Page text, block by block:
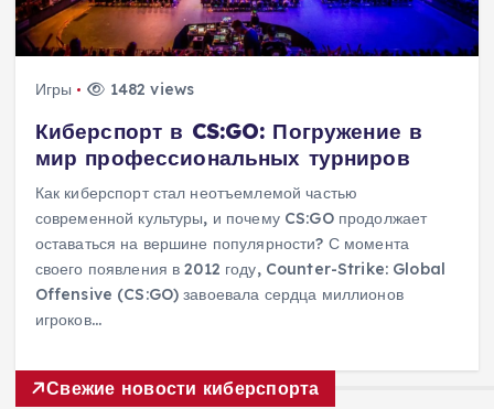
Игры 1482 views
Киберспорт в CS:GO: Погружение в
мир профессиональных турниров
Как киберспорт стал неотъемлемой частью
современной культуры, и почему CS:GO продолжает
оставаться на вершине популярности? С момента
своего появления в 2012 году, Counter-Strike: Global
Offensive (CS:GO) завоевала сердца миллионов
игроков…
Свежие новости киберспорта